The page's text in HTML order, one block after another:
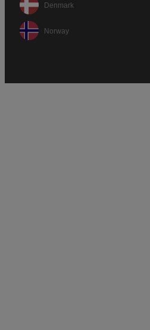
Denmark
Norway